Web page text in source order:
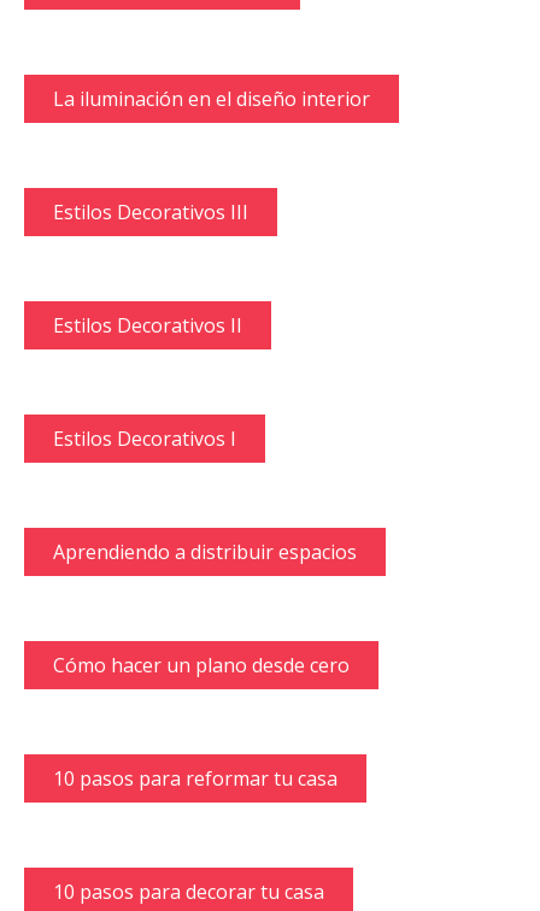
La iluminación en el diseño interior
Estilos Decorativos III
Estilos Decorativos II
Estilos Decorativos I
Aprendiendo a distribuir espacios
Cómo hacer un plano desde cero
10 pasos para reformar tu casa
10 pasos para decorar tu casa